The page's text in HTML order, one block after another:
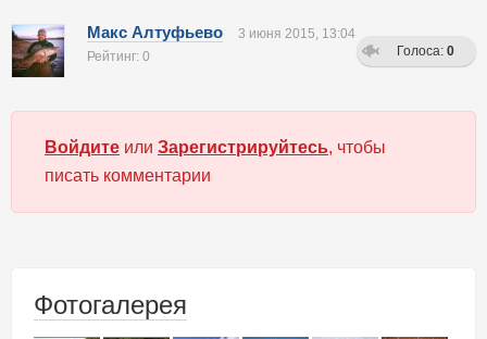
Голоса: 0
Макс Алтуфьево
3 июня 2015, 13:04
Рейтинг: 0
Войдите или Зарегистрируйтесь, чтобы
писать комментарии
Фотогалерея